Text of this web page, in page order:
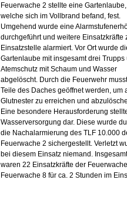
Feuerwache 2 stellte eine Gartenlaube,
welche sich im Vollbrand befand, fest.
Umgehend wurde eine
durchgeführt und weitere Einsatzkräfte
Einsatzstelle alarmiert. Vor Ort wurde
Gartenlaube mit insgesamt drei Trupps
Atemschutz mit Schaum und Wasser
abgelöscht. Durch die Feuerwehr
Teile des Daches geöffnet werden, um
Glutnester zu erreichen und
Eine besondere Herausforderung
Wasserversorgung dar. Diese wurde
die Nachalarmierung des TLF 10.000
Feuerwache 2 sichergestellt. Verletzt
bei diesem Einsatz niemand. Insgesamt
waren 22 Einsatzkräfte der
Feuerwache 8 für ca. 2 Stunden im